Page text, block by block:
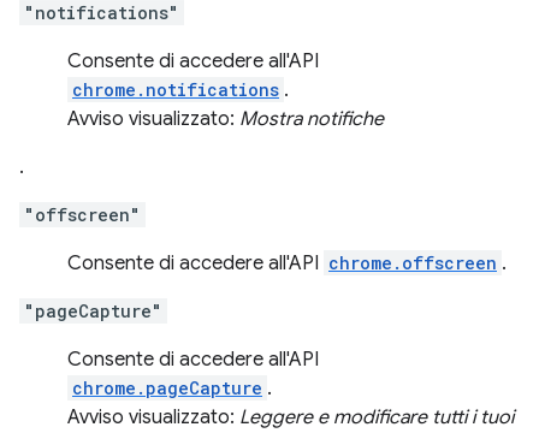
"notifications"
Consente di accedere all'API
chrome.notifications .
Avviso visualizzato: Mostra notifiche
.
"offscreen"
Consente di accedere all'API chrome.offscreen .
"pageCapture"
Consente di accedere all'API
chrome.pageCapture .
Avviso visualizzato: Leggere e modificare tutti i tuoi